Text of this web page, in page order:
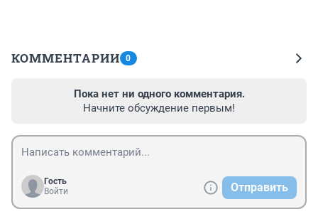
КОММЕНТАРИИ 0
Пока нет ни одного комментария.
Начните обсуждение первым!
Гость
Войти
Отправить